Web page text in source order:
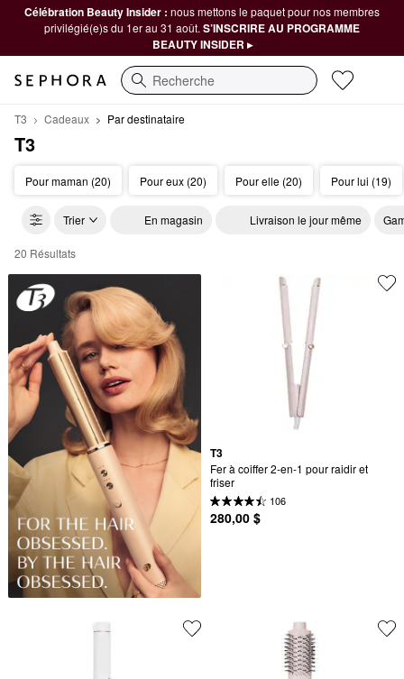
Célébration Beauty Insider : nous mettons le paquet pour nos membres
privilégié(e)s du 1er au 31 août. S’INSCRIRE AU PROGRAMME
BEAUTY INSIDER ▸
Recherche
T3 Cadeaux Par destinataire
T3
Pour maman (20) Pour eux (20) Pour elle (20) Pour lui (19)
Trier En magasin Livraison le jour même
T3 Par destinataire
20 Résultats
T3
Fer à coiffer 2-en-1 pour raidir et
friser
106
280,00 $